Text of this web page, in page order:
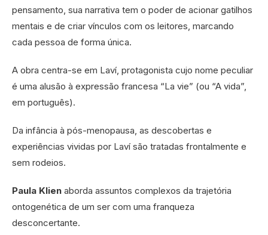
pensamento, sua narrativa tem o poder de acionar gatilhos
mentais e de criar vínculos com os leitores, marcando
cada pessoa de forma única.
A obra centra-se em Laví, protagonista cujo nome peculiar
é uma alusão à expressão francesa “La vie” (ou “A vida”,
em português).
Da infância à pós-menopausa, as descobertas e
experiências vividas por Laví são tratadas frontalmente e
sem rodeios.
Paula Klien aborda assuntos complexos da trajetória
ontogenética de um ser com uma franqueza
desconcertante.